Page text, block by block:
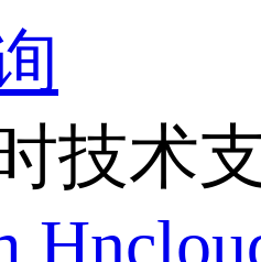
技术